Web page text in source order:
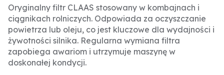
Oryginalny filtr CLAAS stosowany w kombajnach i
ciągnikach rolniczych. Odpowiada za oczyszczanie
powietrza lub oleju, co jest kluczowe dla wydajności i
żywotności silnika. Regularna wymiana filtra
zapobiega awariom i utrzymuje maszynę w
doskonałej kondycji.